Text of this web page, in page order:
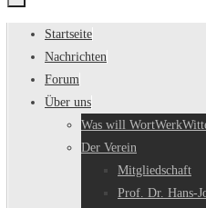
Zum
Inhalt
springen
Startseite
Nachrichten
Forum
Über uns
Was will
Der Verein
Mitgliedschaft
Prof. Dr. Hans-